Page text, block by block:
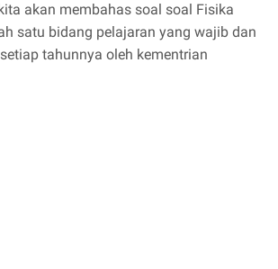
akan membahas soal soal Fisika
satu bidang pelajaran yang wajib dan
tahunnya oleh kementrian